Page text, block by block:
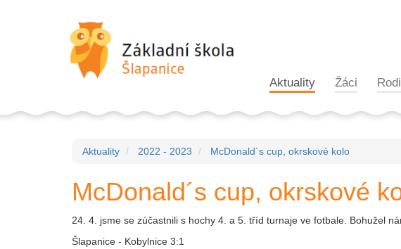
Aktuality Žáci
Aktuality 2022 - 2023 McDonald´s cup, okrskové kolo
McDonald´s cup, okrskové
24. 4. jsme se zúčastnili s hochy 4. a 5. tříd turnaje ve fotbale. Bohužel
Šlapanice - Kobylnice 3:1